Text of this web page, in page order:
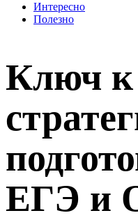
Интересно
Полезно
Ключ к
ЕГЭ и